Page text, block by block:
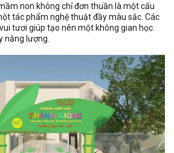
non không chỉ đơn thuần là một cấu
tác phẩm nghệ thuật đầy màu sắc. Các
tươi giúp tạo nên một không gian học
năng lượng.